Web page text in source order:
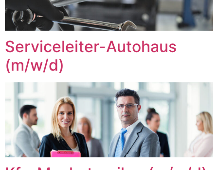
Serviceleiter-Autohaus
(m/w/d)